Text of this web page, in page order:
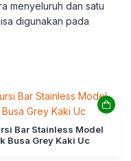
menyeluruh dan satu
digunakan pada
Bar Stainless Model
Busa Grey Kaki Uc